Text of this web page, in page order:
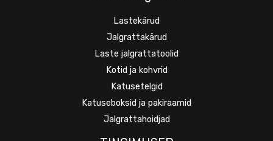
Lastekärud
Jalgrattakärud
Laste jalgrattatoolid
Kotid ja kohvrid
Katusetelgid
Katuseboksid ja pakiraamid
Jalgrattahoidjad